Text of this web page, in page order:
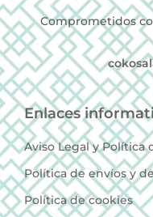
Comprometidos
Enlaces
Aviso Legal y Política
Política de envíos y
Política de cookies